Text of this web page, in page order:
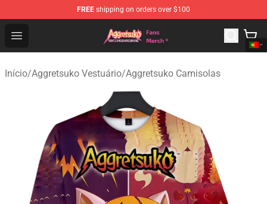
FREE shipping on orders over $100
Open menu
Aggretsuko Store - Official Aggretsuko Merchandise
Início/Aggretsuko Vestuário/Aggretsuko Camisolas